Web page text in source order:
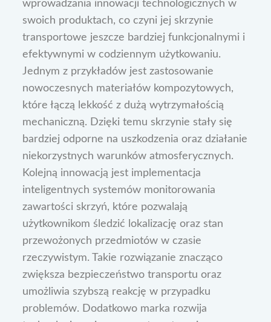
wprowadzania innowacji technologicznych w
swoich produktach, co czyni jej skrzynie
transportowe jeszcze bardziej funkcjonalnymi i
efektywnymi w codziennym użytkowaniu.
Jednym z przykładów jest zastosowanie
nowoczesnych materiałów kompozytowych,
które łączą lekkość z dużą wytrzymałością
mechaniczną. Dzięki temu skrzynie stały się
bardziej odporne na uszkodzenia oraz działanie
niekorzystnych warunków atmosferycznych.
Kolejną innowacją jest implementacja
inteligentnych systemów monitorowania
zawartości skrzyń, które pozwalają
użytkownikom śledzić lokalizację oraz stan
przewożonych przedmiotów w czasie
rzeczywistym. Takie rozwiązanie znacząco
zwiększa bezpieczeństwo transportu oraz
umożliwia szybszą reakcję w przypadku
problemów. Dodatkowo marka rozwija